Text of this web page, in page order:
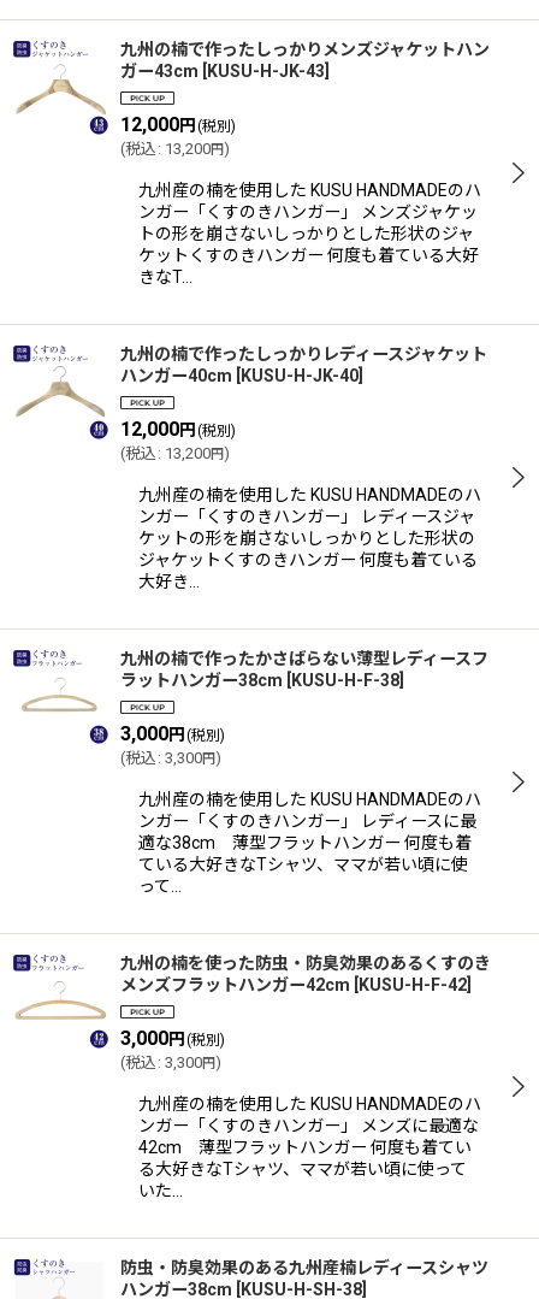
九州の楠で作ったしっかりメンズジャケットハン
ガー43cm
KUSU-H-JK-43
12,000円 (税別)
(税込 : 13,200円)
九州産の楠を使用した KUSU HANDMADEのハ
ンガー「くすのきハンガー」 メンズジャケッ
トの形を崩さないしっかりとした形状のジャ
ケットくすのきハンガー 何度も着ている大好
きなT…
九州の楠で作ったしっかりレディースジャケット
ハンガー40cm
KUSU-H-JK-40
12,000円 (税別)
(税込 : 13,200円)
九州産の楠を使用した KUSU HANDMADEのハ
ンガー「くすのきハンガー」 レディースジャ
ケットの形を崩さないしっかりとした形状の
ジャケットくすのきハンガー 何度も着ている
大好き…
九州の楠で作ったかさばらない薄型レディースフ
ラットハンガー38cm
KUSU-H-F-38
3,000円 (税別)
(税込 : 3,300円)
九州産の楠を使用した KUSU HANDMADEのハ
ンガー「くすのきハンガー」 レディースに最
適な38cm 薄型フラットハンガー 何度も着
ている大好きなTシャツ、ママが若い頃に使
って…
九州の楠を使った防虫・防臭効果のあるくすのき
メンズフラットハンガー42cm
KUSU-H-F-42
3,000円 (税別)
(税込 : 3,300円)
九州産の楠を使用した KUSU HANDMADEのハ
ンガー「くすのきハンガー」 メンズに最適な
42cm 薄型フラットハンガー 何度も着てい
る大好きなTシャツ、ママが若い頃に使って
いた…
防虫・防臭効果のある九州産楠レディースシャツ
ハンガー38cm
KUSU-H-SH-38